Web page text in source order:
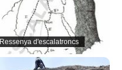
Ressenya d'escalatroncs